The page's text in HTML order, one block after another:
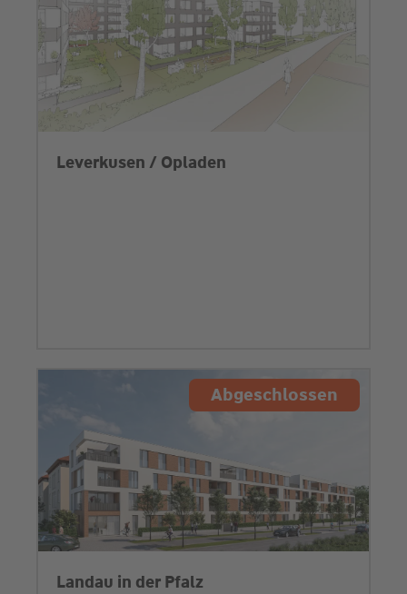
Leverkusen / Opladen
Abgeschlossen
Landau in der Pfalz